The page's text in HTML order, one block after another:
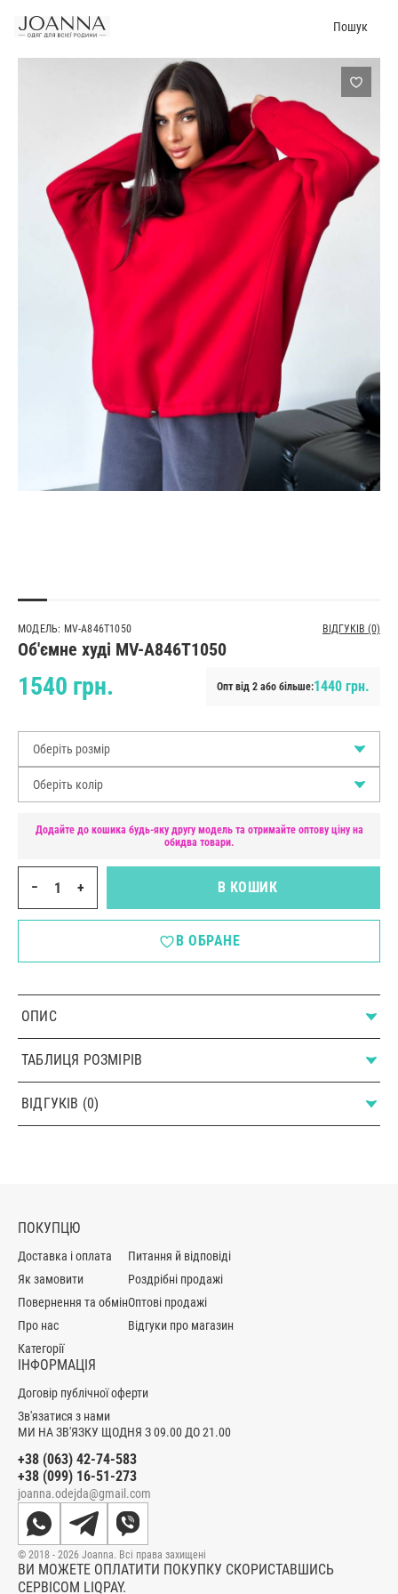
Пошук
МОДЕЛЬ: MV-A846T1050 ВІДГУКІВ (0)
Об'ємне худі MV-A846T1050
1540 грн. Опт від 2 або більше:1440 грн.
Оберіть розмір
Оберіть колір
Додайте до кошика будь-яку другу модель та отримайте оптову ціну на
обидва товари.
− + В КОШИК
В ОБРАНЕ
ОПИС
ТАБЛИЦЯ РОЗМІРІВ
ВІДГУКІВ (0)
МИ НА ЗВ'ЯЗКУ ЩОДНЯ З 09.00 ДО 21.00
+38 (063) 42-74-583
+38 (099) 16-51-273
joanna.odejda@gmail.com
ПОКУПЦЮ
Доставка і оплата
Як замовити
Повернення та обмін
Про нас
Категорії
Питання й відповіді
Роздрібні продажі
Оптові продажі
Відгуки про магазин
ІНФОРМАЦІЯ
Договір публічної оферти
Зв'язатися з нами
ВИ МОЖЕТЕ ОПЛАТИТИ ПОКУПКУ СКОРИСТАВШИСЬ
СЕРВІСОМ LIQPAY.
© 2018 - 2026 Joanna. Всі права захищені